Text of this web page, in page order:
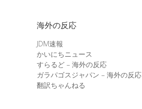
海外の反応
JDM速報
かいにちニュース
すらるど – 海外の反応
ガラパゴスジャパン – 海外の反応
翻訳ちゃんねる